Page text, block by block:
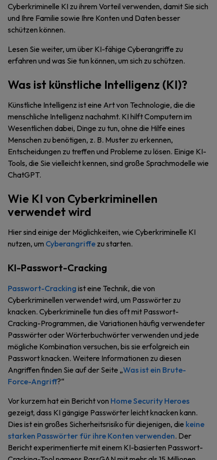
Cyberkriminelle KI zu ihrem Vorteil verwenden, damit Sie sich
und Ihre Familie sowie Ihre Konten und Daten besser
schützen können.
Lesen Sie weiter, um über KI-fähige Cyberangriffe zu
erfahren und was Sie tun können, um sich zu schützen.
Was ist künstliche Intelligenz (KI)?
Künstliche Intelligenz ist eine Art von Technologie, die die
menschliche Intelligenz nachahmt. KI hilft Computern im
Wesentlichen dabei, Dinge zu tun, ohne die Hilfe eines
Menschen zu benötigen, z. B. Muster zu erkennen,
Entscheidungen zu treffen und Probleme zu lösen. Einige KI-
Tools, die Sie vielleicht kennen, sind große Sprachmodelle wie
ChatGPT.
Wie KI von Cyberkriminellen
verwendet wird
Hier sind einige der Möglichkeiten, wie Cyberkriminelle KI
nutzen, um Cyberangriffe zu starten.
KI-Passwort-Cracking
Passwort-Cracking ist eine Technik, die von
Cyberkriminellen verwendet wird, um Passwörter zu
knacken. Cyberkriminelle tun dies oft mit Passwort-
Cracking-Programmen, die Variationen häufig verwendeter
Passwörter oder Wörterbuchwörter verwenden und jede
mögliche Kombination versuchen, bis sie erfolgreich ein
Passwort knacken. Weitere Informationen zu diesen
Angriffen finden Sie auf der Seite „Was ist ein Brute-
Force-Angriff?“
Vor kurzem hat ein Bericht von Home Security Heroes
gezeigt, dass KI gängige Passwörter leicht knacken kann.
Dies ist ein großes Sicherheitsrisiko für diejenigen, die keine
starken Passwörter für ihre Konten verwenden. Der
Bericht experimentierte mit einem KI-basierten Passwort-